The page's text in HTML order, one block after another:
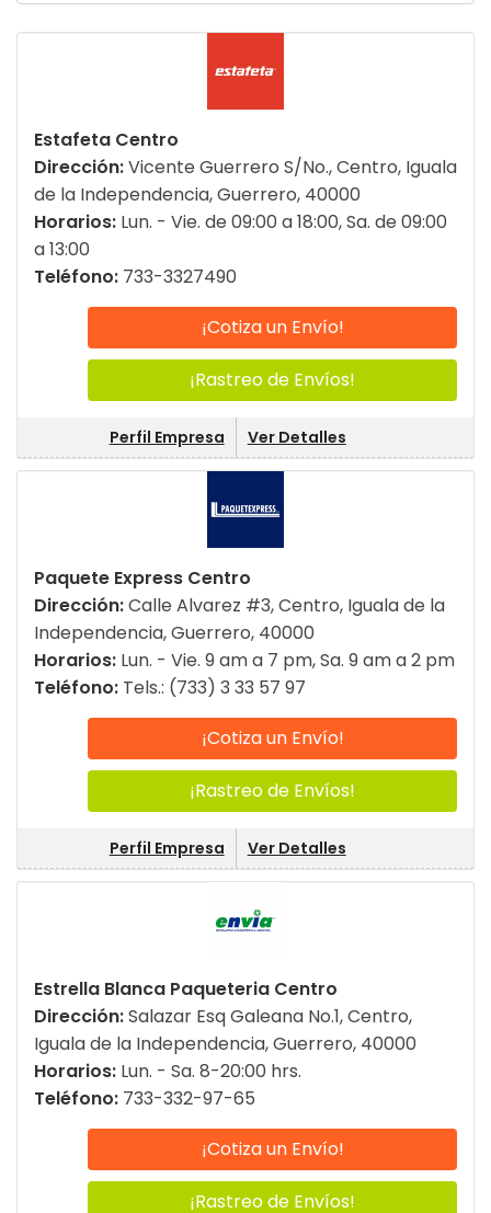
Estafeta Centro
Dirección:Vicente Guerrero S/No., Centro, Iguala
de la Independencia, Guerrero, 40000
Horarios: Lun. - Vie. de 09:00 a 18:00, Sa. de 09:00
a 13:00
Teléfono: 733-3327490
¡Cotiza un Envío!
¡Rastreo de Envíos!
Perfil Empresa Ver Detalles
Paquete Express Centro
Dirección:Calle Alvarez #3, Centro, Iguala de la
Independencia, Guerrero, 40000
Horarios: Lun. - Vie. 9 am a 7 pm, Sa. 9 am a 2 pm
Teléfono: Tels.: (733) 3 33 57 97
¡Cotiza un Envío!
¡Rastreo de Envíos!
Perfil Empresa Ver Detalles
Estrella Blanca Paqueteria Centro
Dirección:Salazar Esq Galeana No.1, Centro,
Iguala de la Independencia, Guerrero, 40000
Horarios: Lun. - Sa. 8-20:00 hrs.
Teléfono: 733-332-97-65
¡Cotiza un Envío!
¡Rastreo de Envíos!